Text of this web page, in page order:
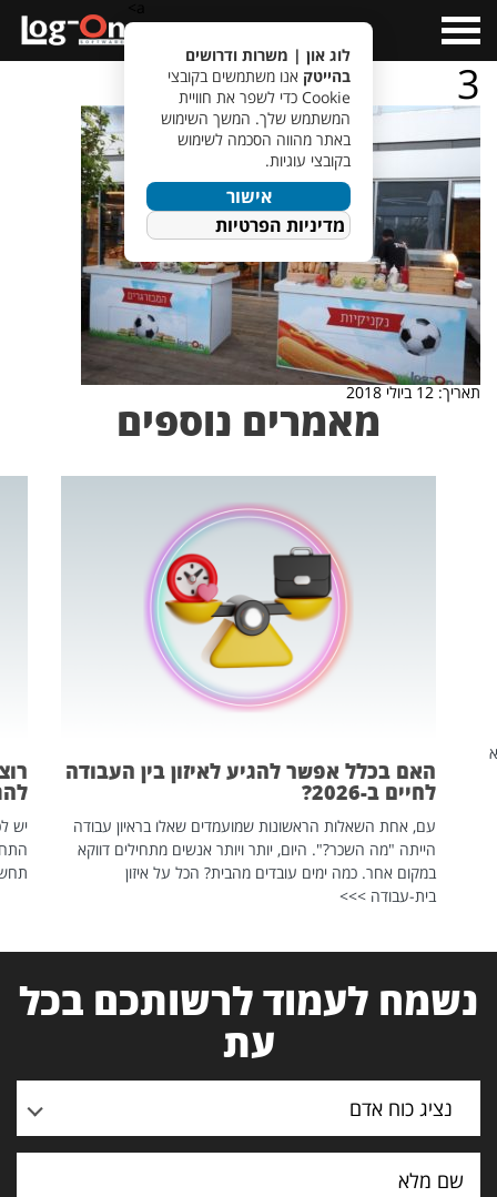
Menu
3
תאריך: 12 ביולי 2018
מאמרים נוספים
האם בכלל אפשר להגיע לאיזון בין העבודה
לחיים ב-2026?
עם, אחת השאלות הראשונות שמועמדים שאלו בראיון עבודה
הייתה "מה השכר?". היום, יותר ויותר אנשים מתחילים דווקא
במקום אחר. כמה ימים עובדים מהבית? הכל על איזון
בית-עבודה >>>
יש
נשמח לעמוד לרשותכם בכל
עת
נציג כוח אדם
לוג און | משרות ודרושים
בהייטק אנו משתמשים בקובצי
Cookie כדי לשפר את חוויית
המשתמש שלך. המשך השימוש
באתר מהווה הסכמה לשימוש
בקובצי עוגיות.
אישור
מדיניות הפרטיות